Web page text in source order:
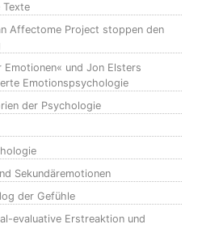
Texte
Affectome Project stoppen den
und Jon Elsters
Emotionspsychologie
der Psychologie
Sekundäremotionen
der Gefühle
evaluative Erstreaktion und